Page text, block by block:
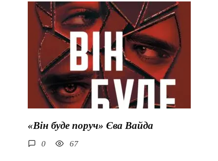
«Він буде поруч» Єва Вайда
0 67